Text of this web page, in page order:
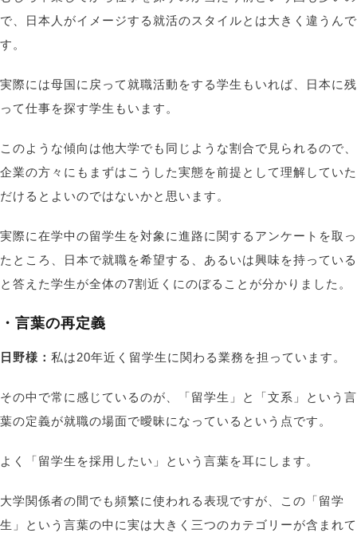
で、日本人がイメージする就活のスタイルとは大きく違うんで
す。
実際には母国に戻って就職活動をする学生もいれば、日本に残
って仕事を探す学生もいます。
このような傾向は他大学でも同じような割合で見られるので、
企業の方々にもまずはこうした実態を前提として理解していた
だけるとよいのではないかと思います。
実際に在学中の留学生を対象に進路に関するアンケートを取っ
たところ、日本で就職を希望する、あるいは興味を持っている
と答えた学生が全体の7割近くにのぼることが分かりました。
・言葉の再定義
日野様： 私は20年近く留学生に関わる業務を担っています。
その中で常に感じているのが、「留学生」と「文系」という言
葉の定義が就職の場面で曖昧になっているという点です。
よく「留学生を採用したい」という言葉を耳にします。
大学関係者の間でも頻繁に使われる表現ですが、この「留学
生」という言葉の中に実は大きく三つのカテゴリーが含まれて